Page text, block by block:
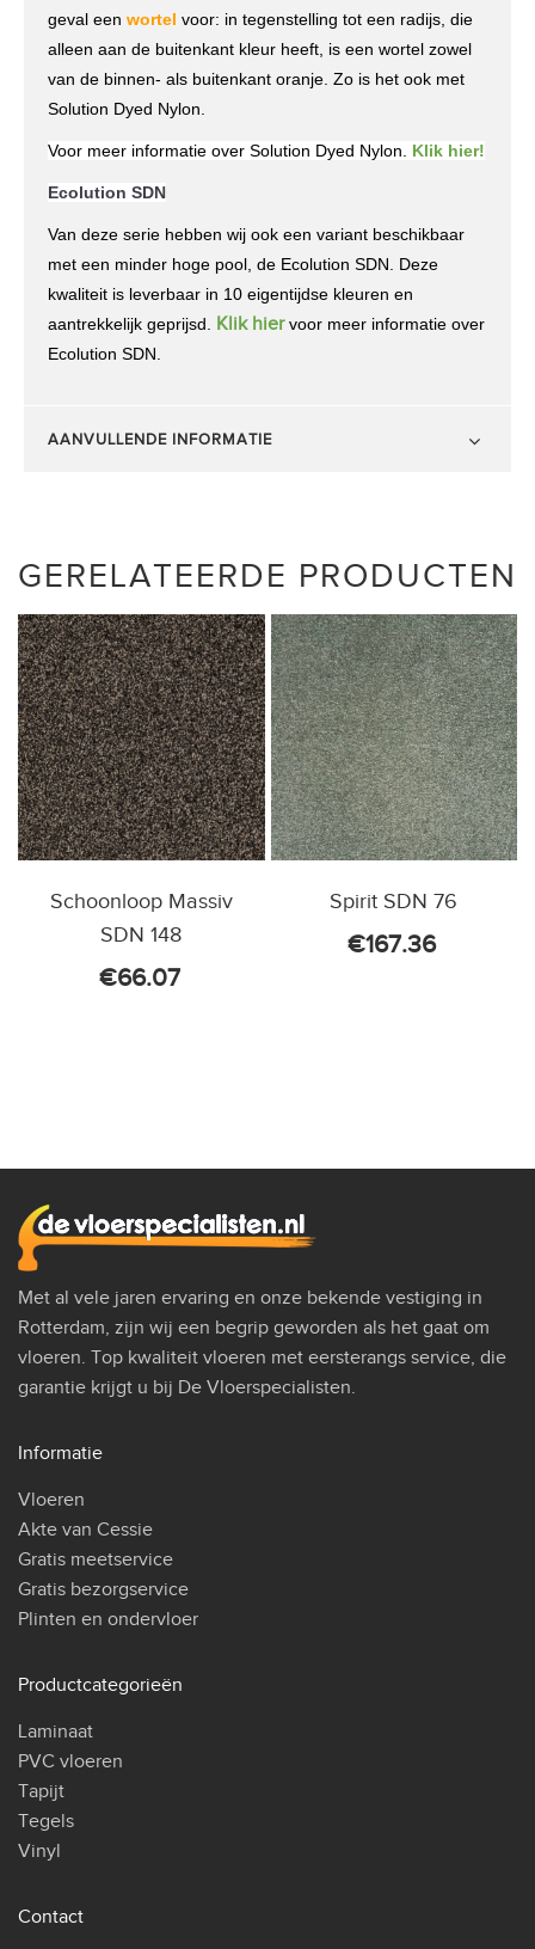
geval een wortel voor: in tegenstelling tot een radijs, die
alleen aan de buitenkant kleur heeft, is een wortel zowel
van de binnen- als buitenkant oranje. Zo is het ook met
Solution Dyed Nylon.
Voor meer informatie over Solution Dyed Nylon. Klik hier!
Ecolution SDN
Van deze serie hebben wij ook een variant beschikbaar
met een minder hoge pool, de Ecolution SDN. Deze
kwaliteit is leverbaar in 10 eigentijdse kleuren en
aantrekkelijk geprijsd. Klik hiervoor meer informatie over
Ecolution SDN.
AANVULLENDE INFORMATIE
GERELATEERDE PRODUCTEN
Schoonloop Massiv
SDN 148
€66.07
Spirit SDN 76
€167.36
Met al vele jaren ervaring en onze bekende vestiging in
Rotterdam, zijn wij een begrip geworden als het gaat om
vloeren. Top kwaliteit vloeren met eersterangs service, die
garantie krijgt u bij De Vloerspecialisten.
Informatie
Vloeren
Akte van Cessie
Gratis meetservice
Gratis bezorgservice
Plinten en ondervloer
Productcategorieën
Laminaat
PVC vloeren
Tapijt
Tegels
Vinyl
Contact